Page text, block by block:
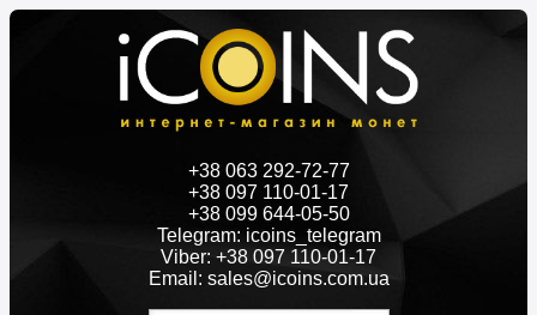
+38 063 292-72-77
+38 097 110-01-17
+38 099 644-05-50
Telegram: icoins_telegram
Viber: +38 097 110-01-17
Email: sales@icoins.com.ua